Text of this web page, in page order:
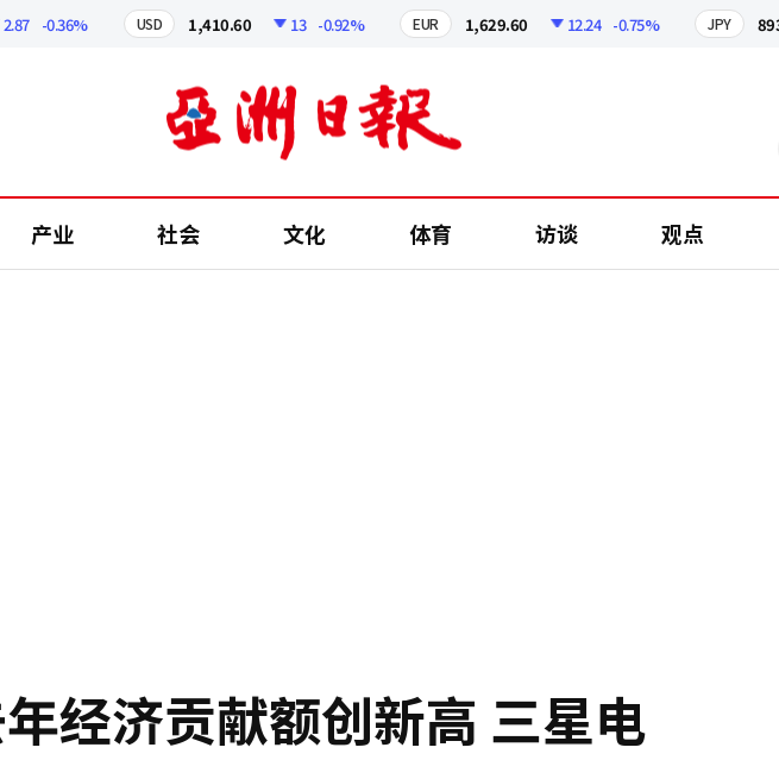
-0.36% USD 1,410.60 13 -0.92% EUR 1,629.60 12.24 -0.75% JPY 893.38
产业 社会 文化 体育 访谈 观点
经济贡献额创新高 三星电